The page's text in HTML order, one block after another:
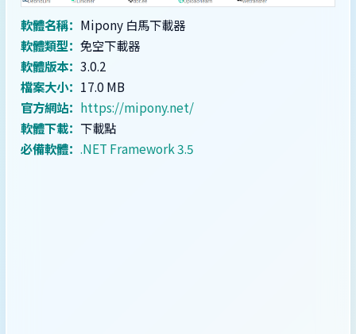
軟體名稱： Mipony 白馬下載器
軟體類型： 免空下載器
軟體版本： 3.0.2
檔案大小： 17.0 MB
官方網站： https://mipony.net/
軟體下載： 下載點
必備軟體： .NET Framework 3.5